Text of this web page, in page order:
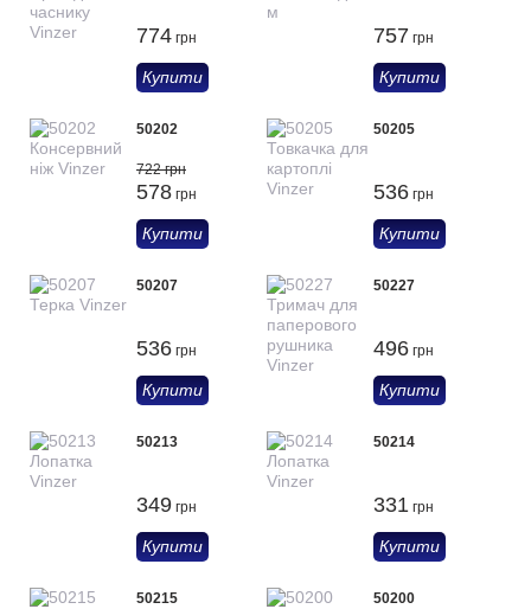
774 грн
Купити
757 грн
Купити
50202
722 грн
578 грн
Купити
50205
536 грн
Купити
50207
536 грн
Купити
50227
496 грн
Купити
50213
349 грн
Купити
50214
331 грн
Купити
50215 50200